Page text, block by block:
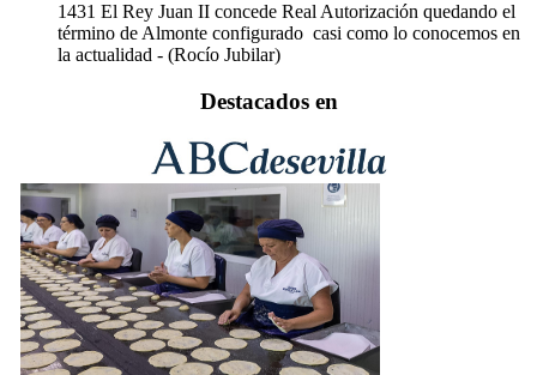
1431 El Rey Juan II concede Real Autorización quedando el
término de Almonte configurado casi como lo conocemos en
la actualidad - (Rocío Jubilar)
Destacados en